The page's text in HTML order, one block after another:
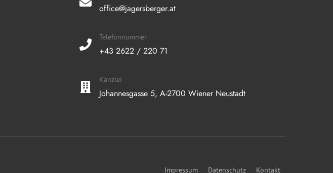
office@jagersberger.at
Telefonnummer
+43 2622 / 220 71
Kanzlei
Johannesgasse 5, A-2700 Wiener Neustadt
Impressum Datenschutz Kontakt